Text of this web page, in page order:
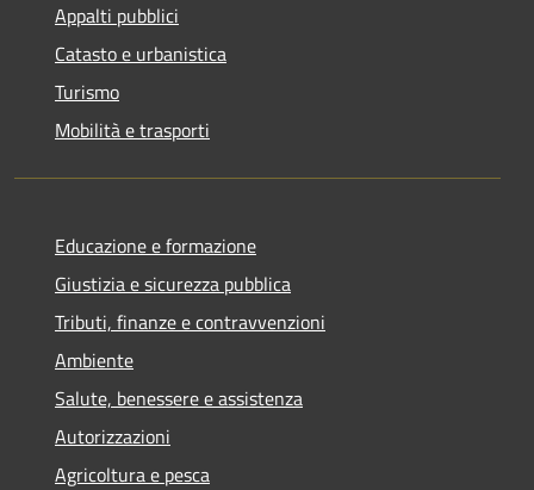
Appalti pubblici
Catasto e urbanistica
Turismo
Mobilità e trasporti
Educazione e formazione
Giustizia e sicurezza pubblica
Tributi, finanze e contravvenzioni
Ambiente
Salute, benessere e assistenza
Autorizzazioni
Agricoltura e pesca